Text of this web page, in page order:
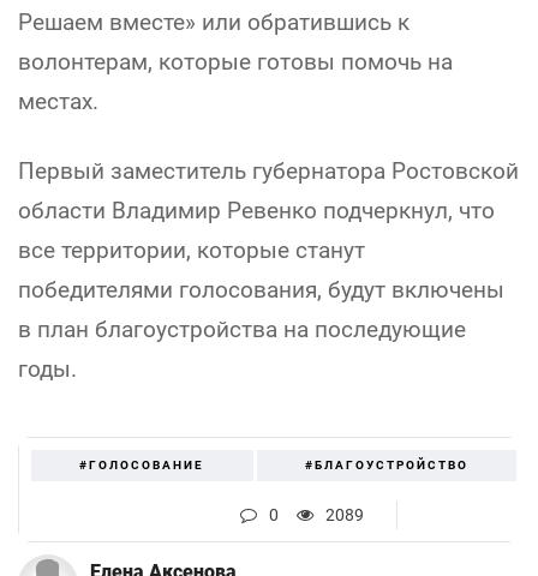
Решаем вместе» или обратившись к
волонтерам, которые готовы помочь на
местах.
Первый заместитель губернатора Ростовской
области Владимир Ревенко подчеркнул, что
все территории, которые станут
победителями голосования, будут включены
в план благоустройства на последующие
годы.
#ГОЛОСОВАНИЕ #БЛАГОУСТРОЙСТВО
0 2089
Елена Аксенова